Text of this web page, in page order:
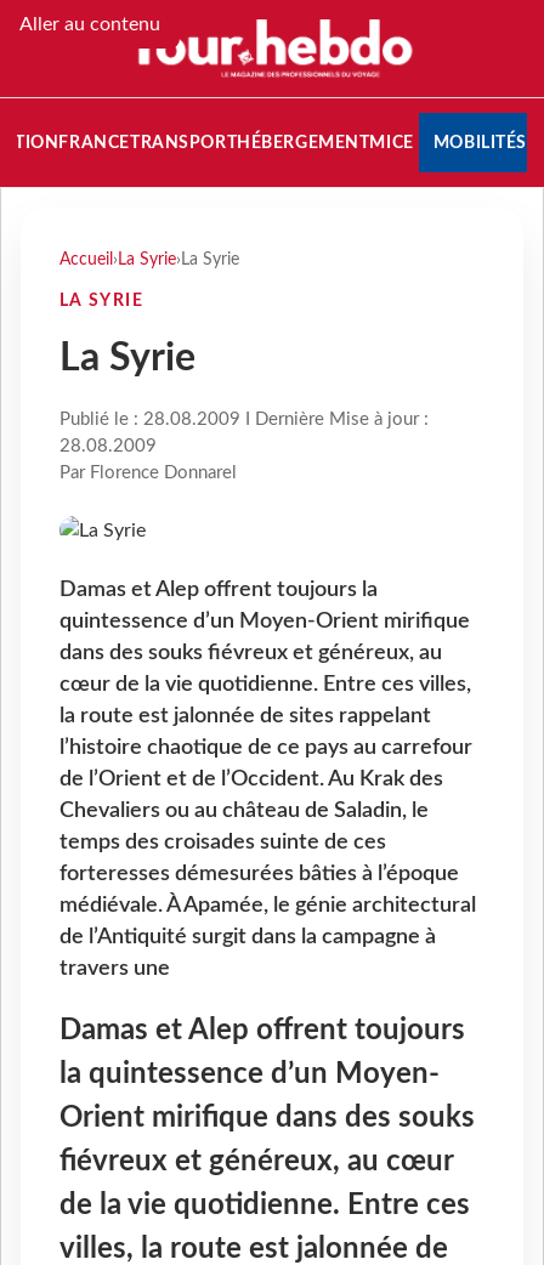
Aller au contenu
FRANCETRANSPORT HÉBERGEMENTMICE MOBILITÉS
Accueil › La Syrie› La Syrie
LA SYRIE
La Syrie
Publié le : 28.08.2009 I Dernière Mise à jour :
28.08.2009
Par Florence Donnarel
Damas et Alep offrent toujours la
quintessence d’un Moyen-Orient mirifique
dans des souks fiévreux et généreux, au
cœur de la vie quotidienne. Entre ces villes,
la route est jalonnée de sites rappelant
l’histoire chaotique de ce pays au carrefour
de l’Orient et de l’Occident. Au Krak des
Chevaliers ou au château de Saladin, le
temps des croisades suinte de ces
forteresses démesurées bâties à l’époque
médiévale. À Apamée, le génie architectural
de l’Antiquité surgit dans la campagne à
travers une
Damas et Alep offrent toujours
la quintessence d’un Moyen-
Orient mirifique dans des souks
fiévreux et généreux, au cœur
de la vie quotidienne. Entre ces
villes, la route est jalonnée de